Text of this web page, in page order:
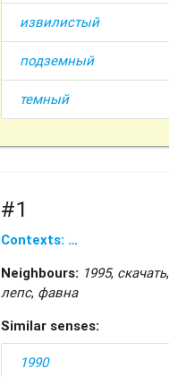
извилистый
подземный
темный
#1
Contexts: …
Neighbours: 1995, скачать,
лепс, фавна
Similar senses:
1990